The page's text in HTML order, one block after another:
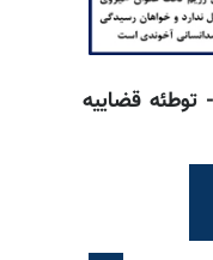
توطئه قضاییه